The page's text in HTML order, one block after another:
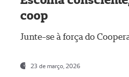
coop
Junte-se à força do
23 de março, 2026